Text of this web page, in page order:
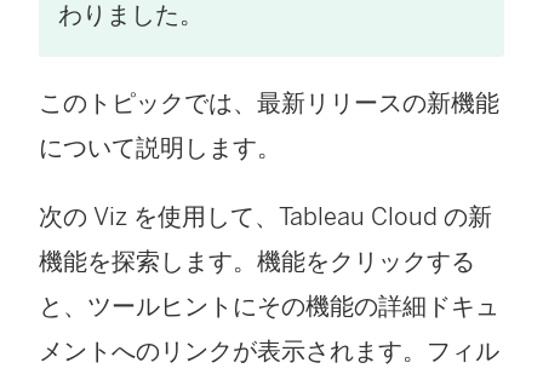
わりました。
このトピックでは、最新リリースの新機能
について説明します。
次の Viz を使用して、 Tableau Cloud の新
機能を探索します。機能をクリックする
と、ツールヒントにその機能の詳細ドキュ
メントへのリンクが表示されます。フィル